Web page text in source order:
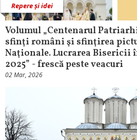
Repere și idei
Volumul „Centenarul
sfinţi români şi sfinţirea
Naţionale. Lucrarea Bisericii
2025” - frescă peste veacuri
02 Mar, 2026